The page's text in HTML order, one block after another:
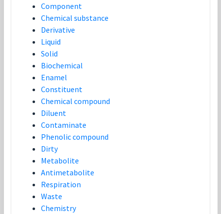
Component
Chemical substance
Derivative
Liquid
Solid
Biochemical
Enamel
Constituent
Chemical compound
Diluent
Contaminate
Phenolic compound
Dirty
Metabolite
Antimetabolite
Respiration
Waste
Chemistry